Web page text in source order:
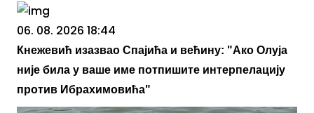
06. 08. 2026 18:44
Кнежевић изазвао Спајића и већину: "Ако Олуја
није била у ваше име потпишите интерпелацију
против Ибрахимовића"